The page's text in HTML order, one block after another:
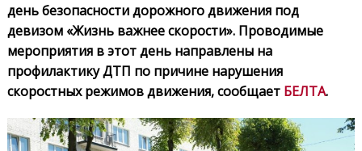
день безопасности дорожного движения под
девизом «Жизнь важнее скорости». Проводимые
мероприятия в этот день направлены на
профилактику ДТП по причине нарушения
скоростных режимов движения, сообщает БЕЛТА.